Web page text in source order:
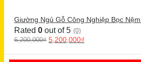
Giường Ngủ Gỗ Công Nghiệp Bọc
Rated 0 out of 5 (0)
6,200,000₫ 5,200,000₫